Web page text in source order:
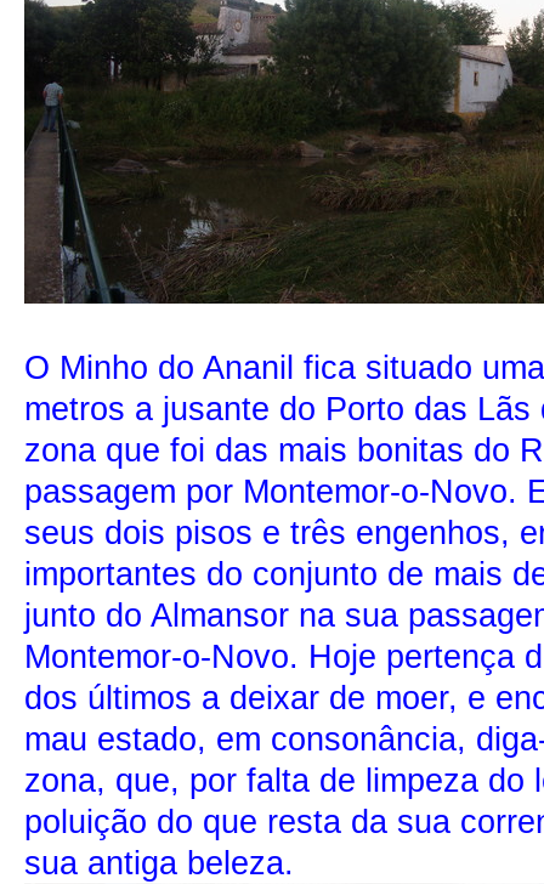
O Minho do Ananil fica situado
metros a jusante do Porto das Lãs
zona que foi das mais bonitas do
passagem por Montemor-o-Novo.
seus dois pisos e três engenhos,
importantes do conjunto de mais
junto do Almansor na sua
Montemor-o-Novo. Hoje pertença
dos últimos a deixar de moer, e
mau estado, em consonância,
zona, que, por falta de limpeza do
poluição do que resta da sua
sua antiga beleza.